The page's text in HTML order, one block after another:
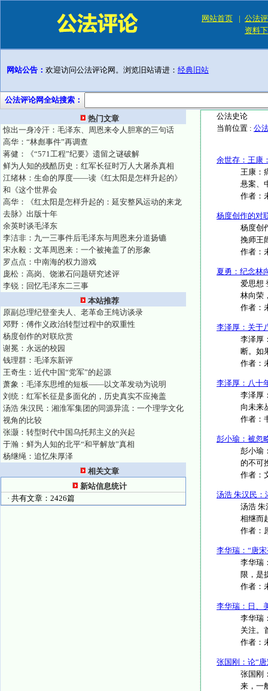
网站首页 | 公法
资料
网站公告： 欢迎访问公法评论网。浏览旧站请进： 经典旧站
公法评论网全站搜索：
热门文章
惊出一身冷汗：毛泽东、周恩来令人胆寒的三句话
高华：“林彪事件”再调查
蒋健：《“571工程”纪要》遗留之谜破解
鲜为人知的残酷历史：红军长征时万人大屠杀真相
江绪林：生命的厚度——读《红太阳是怎样升起的》
和《这个世界会
高华：《红太阳是怎样升起的：延安整风运动的来龙
去脉》出版十年
余英时谈毛泽东
李洁非：九一三事件后毛泽东与周恩来分道扬镳
宋永毅：文革周恩来：一个被掩盖了的形象
罗点点：中南海的权力游戏
庞松：高岗、饶漱石问题研究述评
李锐：回忆毛泽东二三事
本站推荐
原副总理纪登奎夫人、老革命王纯访谈录
邓野：傅作义政治转型过程中的双重性
杨度创作的对联欣赏
谢冕：永远的校园
钱理群：毛泽东新评
王奇生：近代中国“党军”的起源
萧象：毛泽东思维的短板——以文革发动为说明
刘统：红军长征是多面化的，历史真实不应掩盖
汤浩 朱汉民：湘淮军集团的同源异流：一个理学文化
视角的比较
张灏：转型时代中国乌托邦主义的兴起
于瀚：鲜为人知的北平“和平解放”真相
杨继绳：追忆朱厚泽
相关文章
新站信息统计
· 共有文章：2426篇
公法史论
当前位置 : 公
余世存：王康
王康：
悬案、
作者：
杨度创作的对
杨度创
挽师王
作者：
夏勇：纪念林
爱思想
林向荣
作者：
李泽厚：关于
李泽厚
断。如
作者：
李泽厚：八十
李泽厚
向未来
作者：
彭小瑜：被忽
彭小瑜
的不可
作者：
汤浩 朱汉民：
汤浩 朱
相继而
作者：
李华瑞：“唐
李华瑞
限，是
作者：
李华瑞：日、
李华瑞
关注。
作者：
张国刚：论“
张国刚
来，一